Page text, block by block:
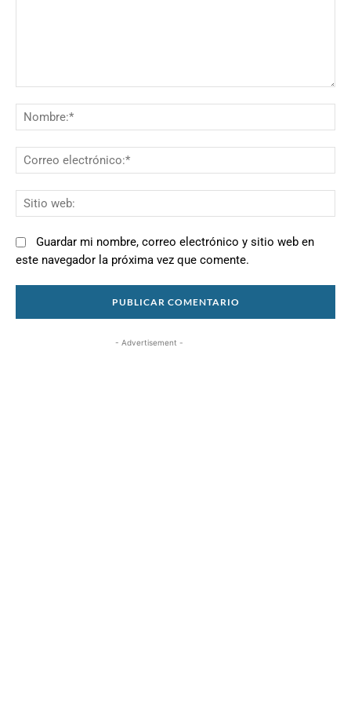
Guardar mi nombre, correo electrónico y sitio web en
este navegador la próxima vez que comente.
- Advertisement -